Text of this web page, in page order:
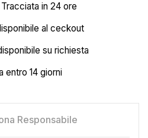
in 24 ore
al ceckout
su richiesta
entro 14 giorni
Responsabile